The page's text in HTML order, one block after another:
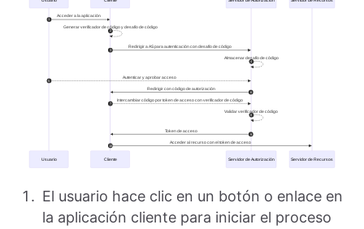
El usuario hace clic en un botón o enlace en
la aplicación cliente para iniciar el proceso